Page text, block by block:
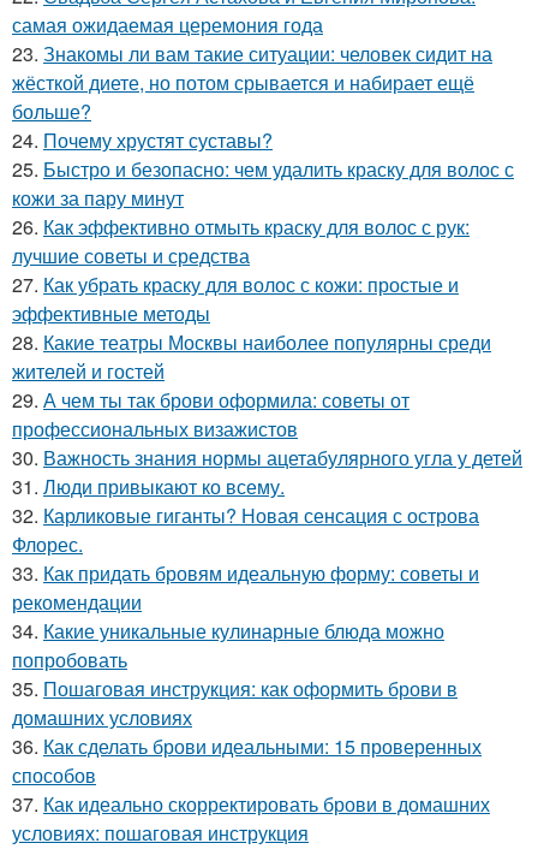
самая ожидаемая церемония года
23. Знакомы ли вам такие ситуации: человек сидит на
жёсткой диете, но потом срывается и набирает ещё
больше?
24. Почему хрустят суставы?
25. Быстро и безопасно: чем удалить краску для волос с
кожи за пару минут
26. Как эффективно отмыть краску для волос с рук:
лучшие советы и средства
27. Как убрать краску для волос с кожи: простые и
эффективные методы
28. Какие театры Москвы наиболее популярны среди
жителей и гостей
29. А чем ты так брови оформила: советы от
профессиональных визажистов
30. Важность знания нормы ацетабулярного угла у детей
31. Люди привыкают ко всему.
32. Карликовые гиганты? Новая сенсация с острова
Флорес.
33. Как придать бровям идеальную форму: советы и
рекомендации
34. Какие уникальные кулинарные блюда можно
попробовать
35. Пошаговая инструкция: как оформить брови в
домашних условиях
36. Как сделать брови идеальными: 15 проверенных
способов
37. Как идеально скорректировать брови в домашних
условиях: пошаговая инструкция